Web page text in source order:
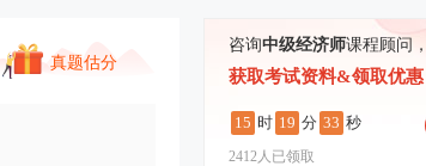
真题估分
咨询中级经济师课程顾问，
获取考试资料&领取优惠
15 时 19 分 32 秒
2412 人已领取